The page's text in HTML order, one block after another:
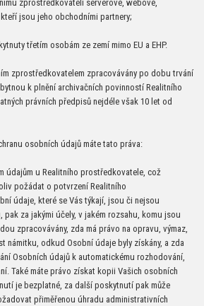
zprostředkovateli serverové, webové,
jsou jeho obchodními partnery;
třetím osobám ze zemí mimo EU a EHP.
zprostředkovatelem zpracovávány po dobu trvání
k plnění archivačních povinností Realitního
právních předpisů nejdéle však 10 let od
osobních údajů máte tato práva:
údajům u Realitního prostředkovatele, což
požádat o potvrzení Realitního
údaje, které se Vás týkají, jsou či nejsou
pak za jakými účely, v jakém rozsahu, komu jsou
zpracovávány, zda má právo na opravu, výmaz,
námitku, odkud Osobní údaje byly získány, a zda
Osobních údajů k automatickému rozhodování,
Také máte právo získat kopii Vašich osobních
je bezplatné, za další poskytnutí pak může
přiměřenou úhradu administrativních